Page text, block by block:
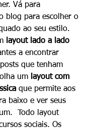
Vá para
blog para escolher o
ao seu estilo.
layout lado a lado
a encontrar
que tenham
um layout com
que permite aos
baixo e ver seus
Todo layout
sociais. Os